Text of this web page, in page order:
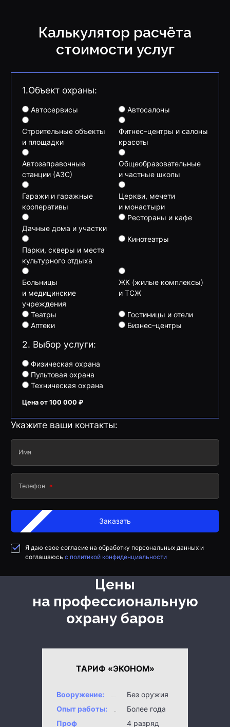
Калькулятор расчёта
стоимости услуг
1.Объект охраны:
Автосервисы Автосалоны
Строительные объекты
и площадки
Фитнес–центры и салоны
красоты
Автозаправочные
станции (АЗС)
Общеобразовательные
и частные школы
Гаражи и гаражные
кооперативы
Церкви, мечети
и монастыри
Дачные дома и участки
Рестораны и кафе
Парки, скверы и места
культурного отдыха
Кинотеатры
Больницы
и медицинские
учреждения
ЖК (жилые комплексы)
и ТСЖ
Театры
Гостиницы и отели
Аптеки
Бизнес–центры
2. Выбор услуги:
Физическая охрана
Пультовая охрана
Техническая охрана
Цена от 100 000 ₽
Укажите ваши контакты:
Имя
Телефон
Заказать
Я даю свое согласие на обработку персональных данных и
соглашаюсь с политикой конфиденциальности
Цены
на профессиональную
охрану баров
ТАРИФ «ЭКОНОМ»
Вооружение:
Без оружия
Опыт работы:
Более года
Проф
4 разряд